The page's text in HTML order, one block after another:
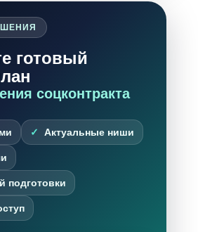
готовый
соцконтракта
Актуальные ниши
подготовки